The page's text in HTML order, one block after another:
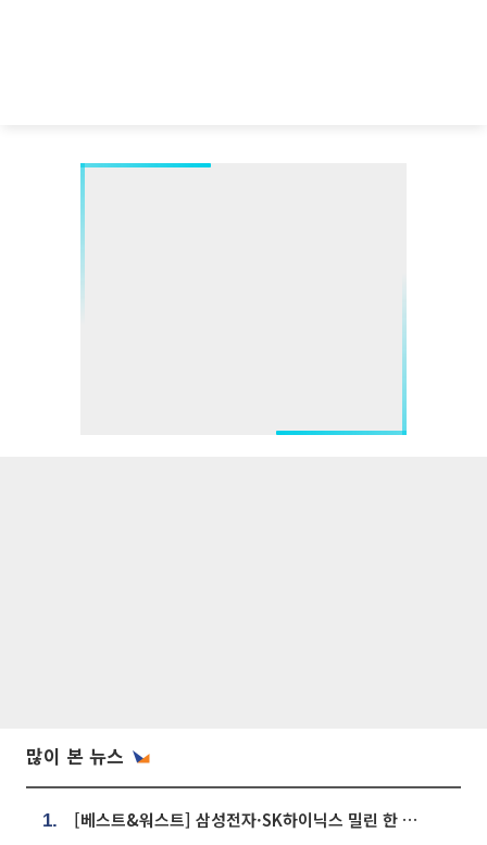
많이 본 뉴스
1. [베스트&워스트] 삼성전자·SK하이닉스 밀린 한 주…상상인증권은 85% 급등